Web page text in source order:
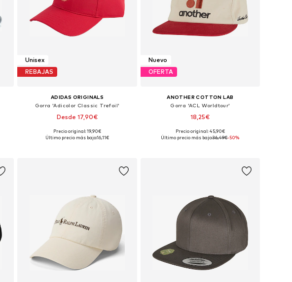
Unisex
REBAJAS
ADIDAS ORIGINALS
Gorra 'Adicolor Classic Trefoil'
Desde 17,90€
+9
Tallas disponibles: 56-57, 58-59, 60-61
Precio original: 19,90€
Último precio más bajo:16,11€
Nuevo
OFERTA
ANOTHER COTTON LAB
Gorra 'ACL Worldtour'
18,25€
Tallas disponibles: 55-60
Precio original: 45,90€
Último precio más bajo:36,49€-50%